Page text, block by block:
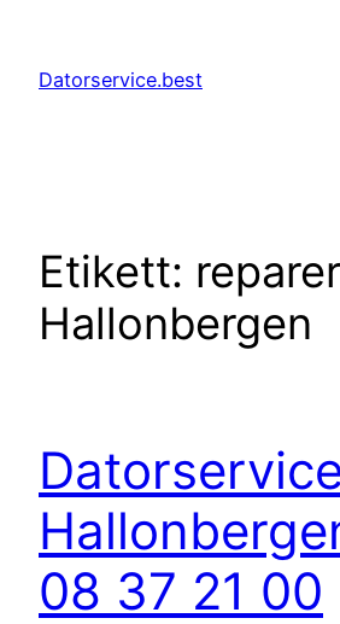
innehåll
Datorservice.best
Etikett:
Hallonbergen
08 37 21 00